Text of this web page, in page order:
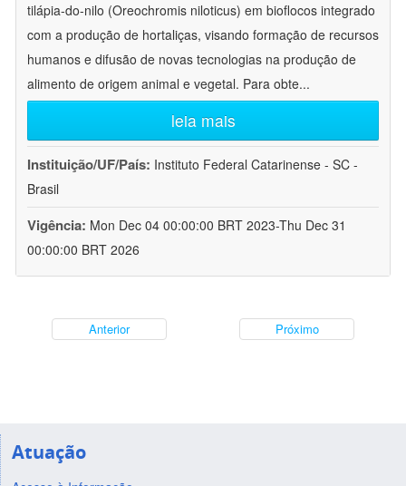
tilápia-do-nilo (Oreochromis niloticus) em bioflocos integrado
com a produção de hortaliças, visando formação de recursos
humanos e difusão de novas tecnologias na produção de
alimento de origem animal e vegetal. Para obte...
leia mais
Instituição/UF/País: Instituto Federal Catarinense - SC -
Brasil
Vigência: Mon Dec 04 00:00:00 BRT 2023-Thu Dec 31
00:00:00 BRT 2026
Anterior Próximo
Atuação